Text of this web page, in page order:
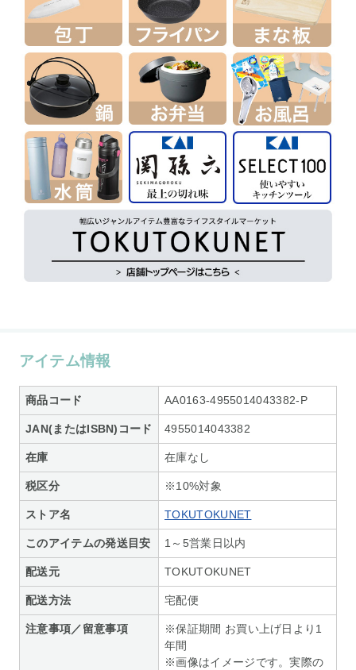
アイテム情報
商品コード AA0163-4955014043382-P
JAN(またはISBN)コード 4955014043382
在庫 在庫なし
税区分 ※10%対象
ストア名 TOKUTOKUNET
このアイテムの発送目安 1～5営業日以内
配送元 TOKUTOKUNET
配送方法 宅配便
注意事項／留意事項
※保証期間 お買い上げ日より1
年間
※画像はイメージです。実際の